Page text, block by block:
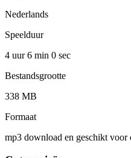
Nederlands
Speelduur
4 uur 6 min 0 sec
Bestandsgrootte
338 MB
Formaat
mp3 download en geschikt voor